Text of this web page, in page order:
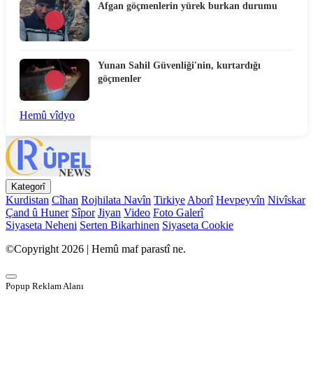
Afgan göçmenlerin yürek burkan durumu
Yunan Sahil Güvenliği'nin, kurtardığı
göçmenler
Hemû vîdyo
Kategorî
Kurdistan Cîhan Rojhilata Navîn Tirkiye Aborî Hevpeyvîn Nivîskar
Çand û Huner Sîpor Jiyan Video Foto Galerî
Siyaseta Neheni Serten Bikarhinen Siyaseta Cookie
©Copyright 2026 | Hemû maf parastî ne.
Popup Reklam Alanı